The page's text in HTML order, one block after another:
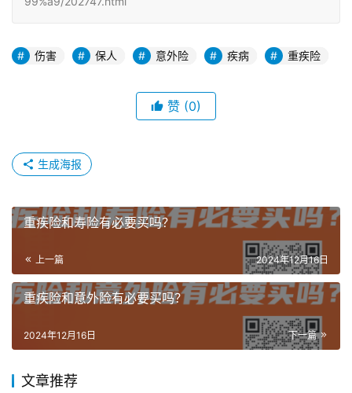
伤害 保人 意外险 疾病 重疾险
赞 (0)
生成海报
重疾险和寿险有必要买吗？
上一篇 2024年12月16日
重疾险和意外险有必要买吗？
下一篇
2024年12月16日
文章推荐